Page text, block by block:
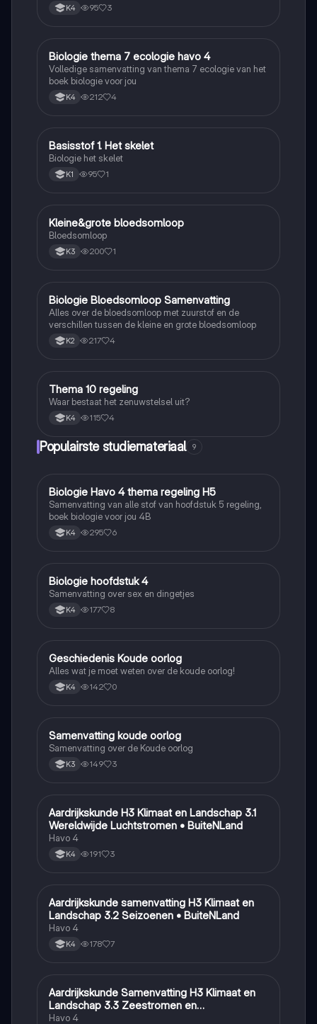
K4 95 3
Biologie
Biologie thema 7 ecologie havo 4
Volledige samenvatting van thema 7 ecologie van het
boek biologie voor jou
K4 212 4
Biologie
Basisstof 1. Het skelet
Biologie het skelet
K1 95 1
Biologie
Kleine&grote bloedsomloop
Bloedsomloop
K3 200 1
Biologie
Biologie Bloedsomloop Samenvatting
Alles over de bloedsomloop met zuurstof en de
verschillen tussen de kleine en grote bloedsomloop
K2 217 4
Biologie
Thema 10 regeling
Waar bestaat het zenuwstelsel uit?
K4 115 4
Populairste studiemateriaal 9
Biologie
Biologie Havo 4 thema regeling H5
Samenvatting van alle stof van hoofdstuk 5 regeling,
boek biologie voor jou 4B
K4 295 6
Biologie
Biologie hoofdstuk 4
Samenvatting over sex en dingetjes
K4 177 8
Geschiedenis
Geschiedenis Koude oorlog
Alles wat je moet weten over de koude oorlog!
K4 142 0
Geschiedenis
Samenvatting koude oorlog
Samenvatting over de Koude oorlog
K3 149 3
Aardrijkskunde
Aardrijkskunde H3 Klimaat en Landschap 3.1
Wereldwijde Luchtstromen • BuiteNLand
Havo 4
K4 191 3
Aardrijkskunde
Aardrijkskunde samenvatting H3 Klimaat en
Landschap 3.2 Seizoenen • BuiteNLand
Havo 4
K4 178 7
Aardrijkskunde
Aardrijkskunde Samenvatting H3 Klimaat en
Landschap 3.3 Zeestromen en
Klimaatgebieden • BuiteNLand
Havo 4